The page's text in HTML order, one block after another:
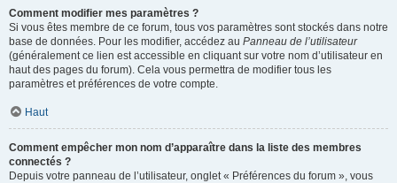
Comment modifier mes paramètres ?
Si vous êtes membre de ce forum, tous vos paramètres sont stockés dans notre
base de données. Pour les modifier, accédez au Panneau de l’utilisateur
(généralement ce lien est accessible en cliquant sur votre nom d’utilisateur en
haut des pages du forum). Cela vous permettra de modifier tous les
paramètres et préférences de votre compte.
Haut
Comment empêcher mon nom d’apparaître dans la liste des membres
connectés ?
Depuis votre panneau de l’utilisateur, onglet « Préférences du forum », vous